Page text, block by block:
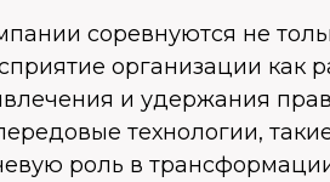
соревнуются не
организации как
и удержания
технологии,
роль в